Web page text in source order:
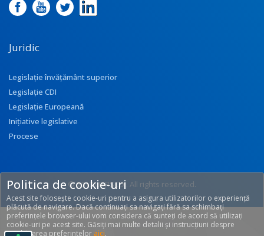
Juridic
Legislație învățământ superior
Legislație CDI
Legislație Europeană
Inițiative legislative
Procese
© 2017 UEFISCDI. All rights reserved.
[T: 0.2497, O: 92]
Politica de cookie-uri
Acest site folosește cookie-uri pentru a asigura utilizatorilor o experiență
plăcută de navigare. Dacă continuați sa navigați fără sa schimbați
preferințele browser-ului vom considera că sunteți de acord să utilizați
cookie-uri pe acest site. Găsiți mai multe detalii și instrucțiuni despre
modificarea preferințelor aici.